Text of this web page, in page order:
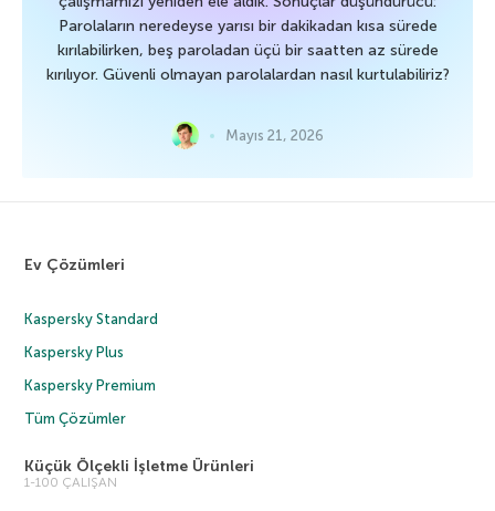
Parolaların neredeyse yarısı bir dakikadan kısa sürede
kırılabilirken, beş paroladan üçü bir saatten az sürede
kırılıyor. Güvenli olmayan parolalardan nasıl kurtulabiliriz?
Mayıs 21, 2026
Ev Çözümleri
Kaspersky Standard
Kaspersky Plus
Kaspersky Premium
Tüm Çözümler
Küçük Ölçekli İşletme Ürünleri
1-100 ÇALIŞAN